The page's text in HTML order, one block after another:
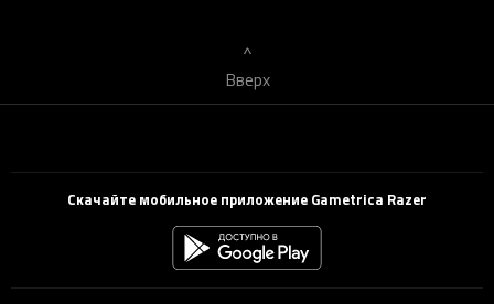
Вверх
Скачайте мобильное приложение Gametrica Razer